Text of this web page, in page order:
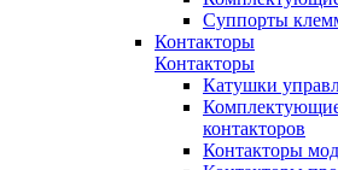
Суппорты
Контакторы
Контакторы
Катушки
контакторов
Контакторы